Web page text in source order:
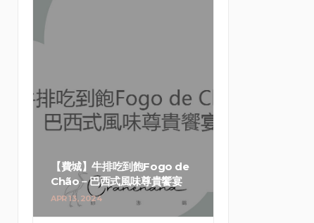
【費城】牛排吃到飽Fogo de
Chão－巴西式風味尊貴饗宴
APR 13, 2024